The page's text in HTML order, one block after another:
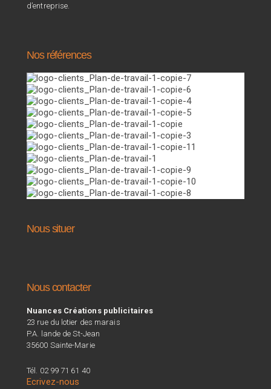
d’entreprise.
Nos références
Nous situer
Nous contacter
Nuances Créations publicitaires
23 rue du lotier des marais
P.A. lande de St-Jean
35600 Sainte-Marie
Tél. 02 99 71 61 40
Ecrivez-nous